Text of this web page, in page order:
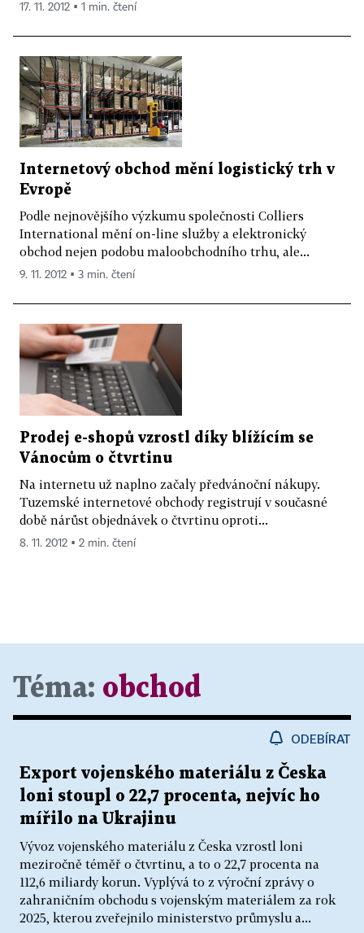
17. 11. 2012 ▪ 1 min. čtení
Internetový obchod mění logistický trh v
Evropě
Podle nejnovějšího výzkumu společnosti Colliers
International mění on-line služby a elektronický
obchod nejen podobu maloobchodního trhu, ale...
9. 11. 2012 ▪ 3 min. čtení
Prodej e-shopů vzrostl díky blížícím se
Vánocům o čtvrtinu
Na internetu už naplno začaly předvánoční nákupy.
Tuzemské internetové obchody registrují v současné
době nárůst objednávek o čtvrtinu oproti...
8. 11. 2012 ▪ 2 min. čtení
Téma: obchod
ODEBÍRAT
Export vojenského materiálu z Česka
loni stoupl o 22,7 procenta, nejvíc ho
mířilo na Ukrajinu
Vývoz vojenského materiálu z Česka vzrostl loni
meziročně téměř o čtvrtinu, a to o 22,7 procenta na
112,6 miliardy korun. Vyplývá to z výroční zprávy o
zahraničním obchodu s vojenským materiálem za rok
2025, kterou zveřejnilo ministerstvo průmyslu a...